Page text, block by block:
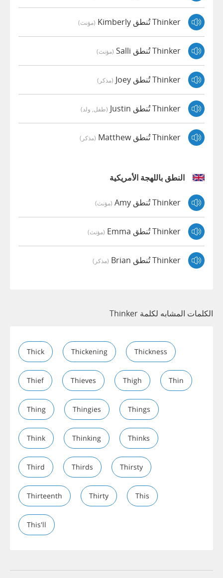
Thinker تُنطق Kimberly (مؤنث)
Thinker تُنطق Salli (مؤنث)
Thinker تُنطق Joey (مذكر)
Thinker تُنطق Justin (طفل, ولد)
Thinker تُنطق Matthew (مذكر)
النطق باللهجة الأمريكية
Thinker تُنطق Amy (مؤنث)
Thinker تُنطق Emma (مؤنث)
Thinker تُنطق Brian (مذكر)
الكلمات المشابه لكلمة Thinker
Thick Thickening Thickness
Thief Thieves Thigh Thin
Thing Thingies Things
Think Thinking Thinks
Third Thirds Thirsty
Thirteenth Thirty This
This'll